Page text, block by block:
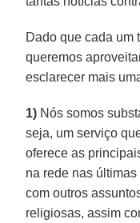
Dado que cada um
queremos
esclarecer mais
1) Nós somos
seja, um serviço
oferece as
na rede nas
com outros
religiosas, assim